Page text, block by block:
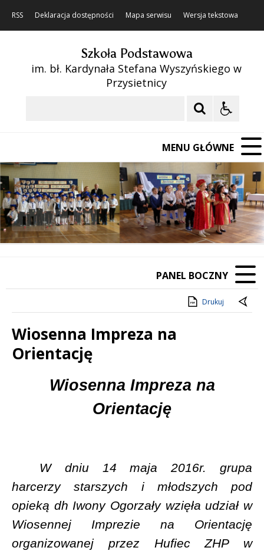
RSS Deklaracja dostępności Mapa serwisu Wersja tekstowa
Szkoła Podstawowa
im. bł. Kardynała Stefana Wyszyńskiego w
Przysietnicy
MENU GŁÓWNE
Poprzedni Element
Następny Element
❚❚
PANEL BOCZNY
Drukuj
Wiosenna Impreza na
Orientację
Wiosenna Impreza na
Orientację
W dniu 14 maja 2016r. grupa
harcerzy starszych i młodszych pod
opieką dh Iwony Ogorzały wzięła udział w
Wiosennej Imprezie na Orientację
organizowanej przez Hufiec ZHP w